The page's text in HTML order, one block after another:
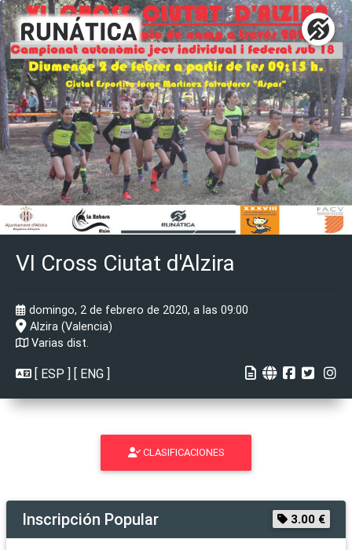
VI Cross Ciutat d'Alzira
domingo, 2 de febrero de 2020, a las 09:00
Alzira (Valencia)
Varias dist.
[ ESP ] [ ENG ]
CLASIFICACIONES
Inscripción Popular 3.00 €